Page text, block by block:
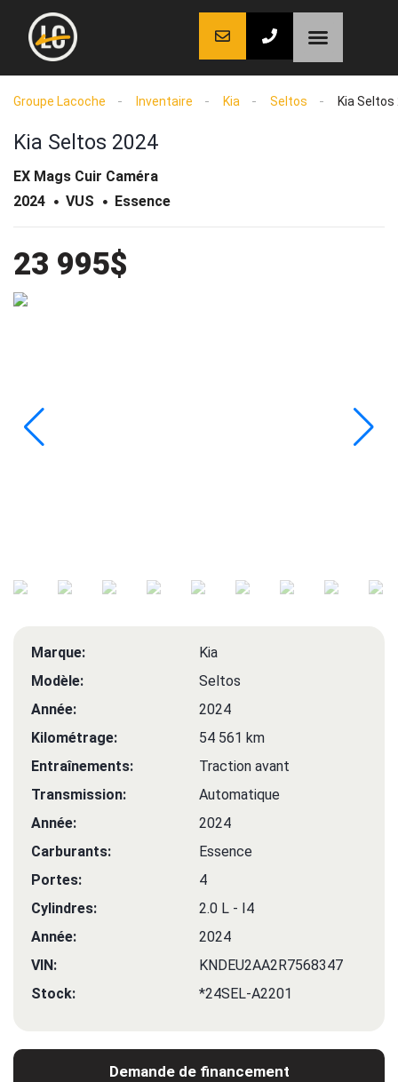
Groupe Lacoche Inventaire Kia Seltos Kia Seltos
Kia Seltos 2024
EX Mags Cuir Caméra
2024
VUS Essence
23 995$
Marque:
Kia
Modèle:
Seltos
Année:
2024
Kilométrage:
54 561 km
Entraînements:
Traction avant
Transmission:
Automatique
Année:
2024
Carburants:
Essence
Portes:
4
Cylindres:
2.0 L - I4
Année:
2024
VIN:
KNDEU2AA2R7568347
Stock:
*24SEL-A2201
Demande de financement